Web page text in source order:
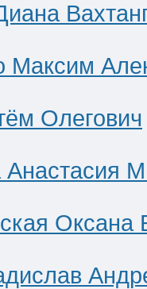
Максим
Олегович
Оксана